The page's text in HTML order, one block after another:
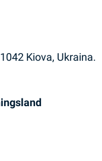
Kiova, Ukraina.